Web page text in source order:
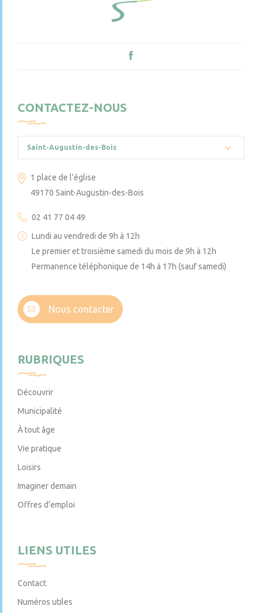
CONTACTEZ-NOUS
Saint-Augustin-des-Bois
1 place de l’église
49170 Saint-Augustin-des-Bois
02 41 77 04 49
Lundi au vendredi de 9h à 12h
Le premier et troisième samedi du mois de 9h à 12h
Permanence téléphonique de 14h à 17h (sauf samedi)
Nous contacter
RUBRIQUES
Découvrir
Municipalité
À tout âge
Vie pratique
Loisirs
Imaginer demain
Offres d’emploi
LIENS UTILES
Contact
Numéros utiles